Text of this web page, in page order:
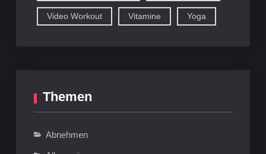
Video Workout Vitamine Yoga
Themen
Abnehmen